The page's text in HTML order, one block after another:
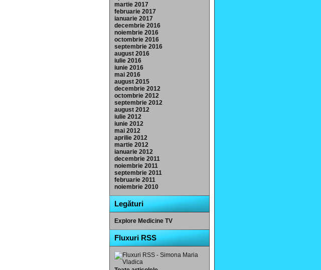
martie 2017
februarie 2017
ianuarie 2017
decembrie 2016
noiembrie 2016
octombrie 2016
septembrie 2016
august 2016
iulie 2016
iunie 2016
mai 2016
august 2015
decembrie 2012
octombrie 2012
septembrie 2012
august 2012
iulie 2012
iunie 2012
mai 2012
aprilie 2012
martie 2012
ianuarie 2012
decembrie 2011
noiembrie 2011
septembrie 2011
februarie 2011
noiembrie 2010
Legături
Explore Medicine TV
Fluxuri RSS